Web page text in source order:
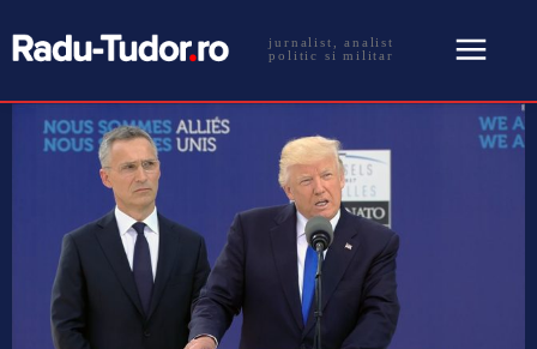
jurnalist, analist
politic si militar